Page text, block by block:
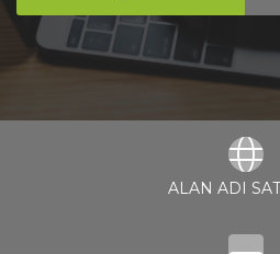
ALAN ADI